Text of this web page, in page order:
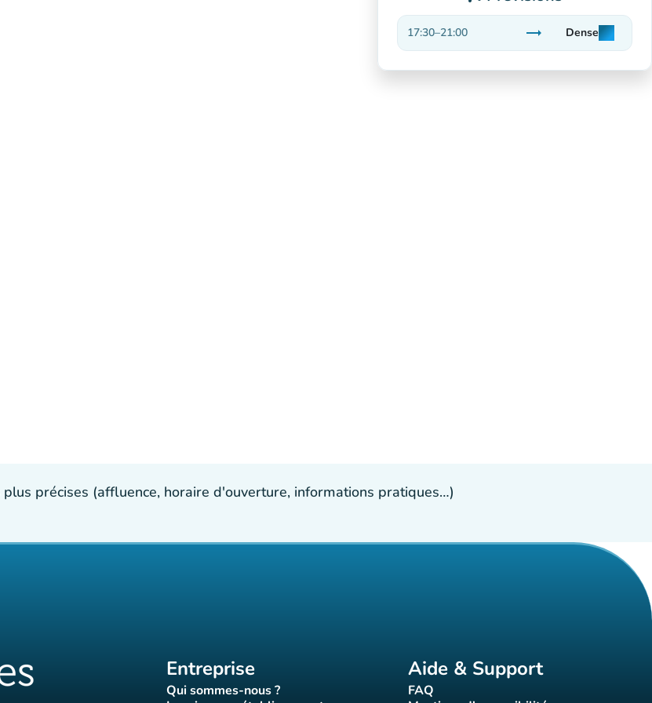
17:30–21:00 trending_flat
Stable
Denseman
man
man
précises (affluence, horaire d'ouverture, informations pratiques…)
Entreprise
Qui sommes-nous ?
(nouvel onglet)
Aide & Support
FAQ(nouvel onglet)